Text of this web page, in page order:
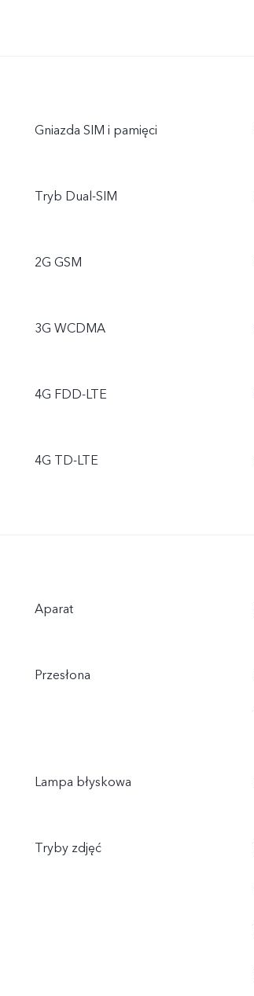
Gniazda SIM i pamięci
Tryb Dual-SIM
2G GSM
3G WCDMA
4G FDD-LTE
4G TD-LTE
Aparat
Przesłona
Lampa błyskowa
Tryby zdjęć